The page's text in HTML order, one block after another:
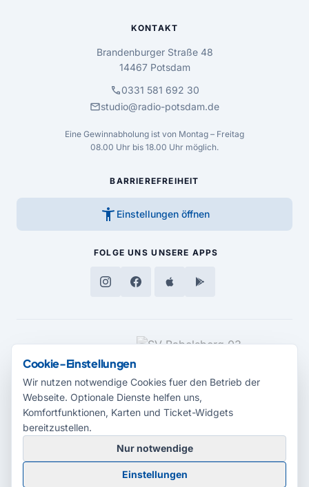
KONTAKT
Brandenburger Straße 48
14467 Potsdam
call0331 581 692 30
mailstudio@radio-potsdam.de
Eine Gewinnabholung ist von Montag – Freitag
08.00 Uhr bis 18.00 Uhr möglich.
BARRIEREFREIHEIT
accessibility_new Einstellungen öffnen
FOLGE UNS UNSERE APPS
MEDIENPARTNER
© 2026 Radio Potsdam. Webseite entwickelt durch dieMedienagentur
Babelsberg
Cookie-Einstellungen
Wir nutzen notwendige Cookies fuer den Betrieb der
Webseite. Optionale Dienste helfen uns,
Komfortfunktionen, Karten und Ticket-Widgets
bereitzustellen.
Nur notwendige
Einstellungen